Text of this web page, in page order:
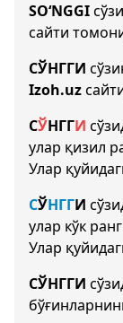
SO‘NGGI
сайти
СЎНГГИ
Izoh.uz
СЎНГГИ
улар қизил
Улар
СЎНГГИ
улар кўк
Улар
СЎНГГИ